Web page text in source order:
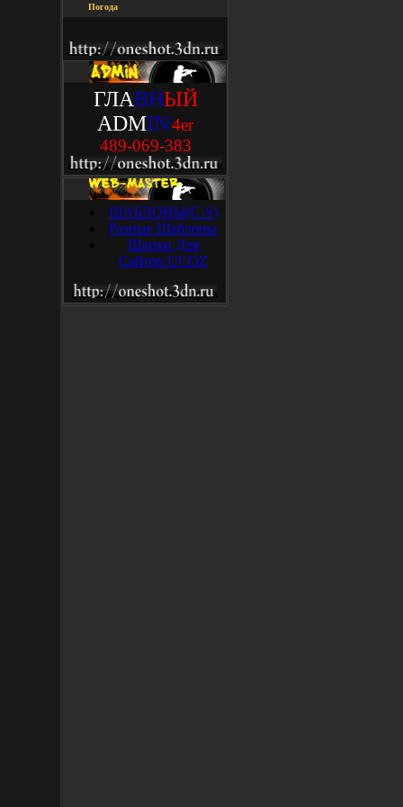
Погода
ГЛАВНЫЙ
ADMIN'4er
489-069-383
ШАБЛОНЫ(C-S)
Разные Шаблоны
Шапки Для
Сайтов UCOZ